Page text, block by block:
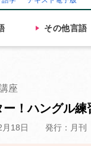
その他言語
座
ー！ハングル
18日 発行：月刊